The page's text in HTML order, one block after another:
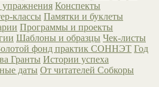
Конспекты
классы Памятки и буклеты
Программы и проекты
Шаблоны и образцы Чек-листы
фонд практик СОННЭТ Год
Гранты Истории успеха
даты От читателей Собкоры